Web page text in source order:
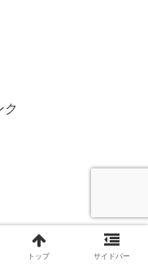
ク
トップ サイドバー